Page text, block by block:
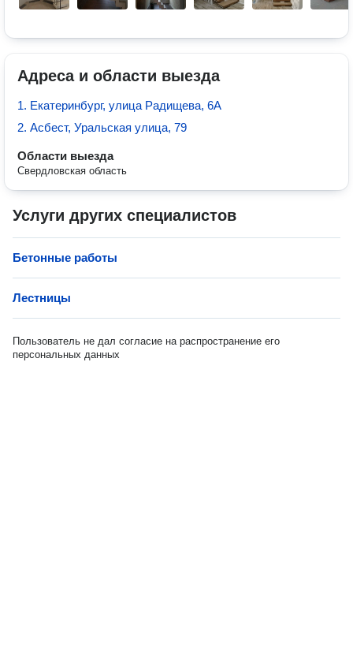
Адреса и области выезда
1. Екатеринбург, улица Радищева, 6А
2. Асбест, Уральская улица, 79
Области выезда
Свердловская область
Услуги других специалистов
Бетонные работы
Лестницы
Пользователь не дал согласие на распространение его
персональных данных